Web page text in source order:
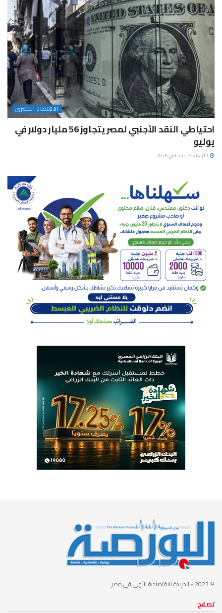
الاقتصاد المصرى
احتياطي النقد الأجنبي لمصر يتجاوز 56 مليار دولار في
يوليو
الأربعاء 5 أغسطس 2026
© 2023 - الجريدة الاقتصادية الأولى في مصر
تصفح